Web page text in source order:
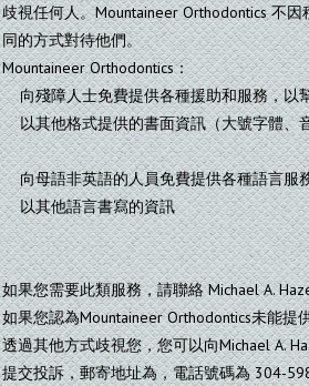
歧視任何人。Mountaineer Orthodontics 不
同的方式對待他們。
Mountaineer Orthodontics：
向殘障人士免費提供各種援助和服務，以
以其他格式提供的書面資訊（大號字體、
向母語非英語的人員免費提供各種語言服
以其他語言書寫的資訊
如果您需要此類服務，請聯絡 Michael A.
如果您認為Mountaineer Orthodontics未能
透過其他方式歧視您，您可以向Michael A.
提交投訴，郵寄地址為，電話號碼為 304-